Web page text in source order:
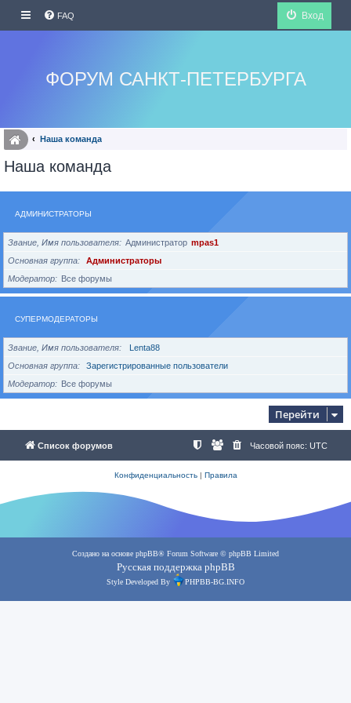
FAQ Вход
ФОРУМ САНКТ-ПЕТЕРБУРГА
Наша команда
Наша команда
АДМИНИСТРАТОРЫ
Звание, Имя пользователя Администратор mpas1
Основная группа
Администраторы
Модератор
Все форумы
СУПЕРМОДЕРАТОРЫ
Звание, Имя пользователя
Lenta88
Основная группа
Зарегистрированные пользователи
Модератор
Все форумы
Перейти
Список форумов Часовой пояс: UTC
Конфиденциальность| Правила
Создано на основе phpBB® Forum Software © phpBB Limited
Русская поддержка phpBB
Style Developed By PHPBB-BG.INFO